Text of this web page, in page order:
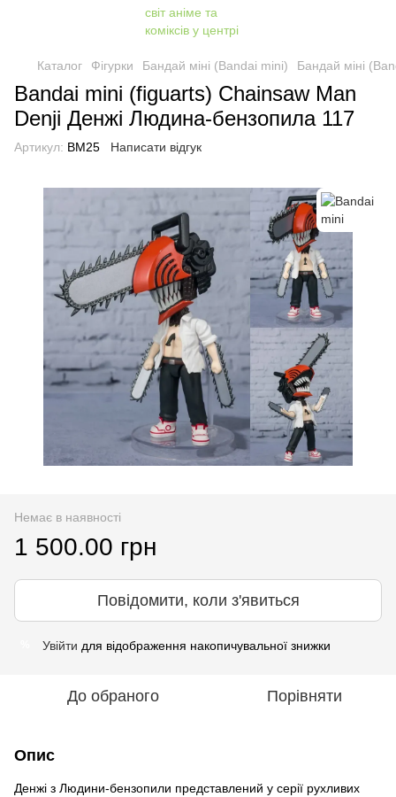
Каталог Фігурки Бандай міні (Bandai mini) Бандай міні
Bandai mini (figuarts) Chainsaw Man
Denji Денжі Людина-бензопила 117
Артикул: BM25 Написати відгук
Немає в наявності
1 500.00 грн
Повідомити, коли з'явиться
Увійти для відображення накопичувальної знижки
До обраного Порівняти
Опис
Денжі з Людини-бензопили представлений у серії рухливих